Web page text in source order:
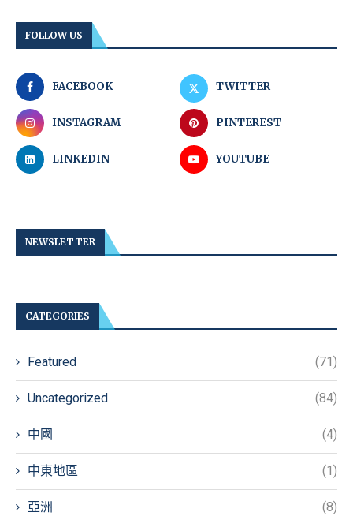
FOLLOW US
FACEBOOK TWITTER
INSTAGRAM PINTEREST
LINKEDIN YOUTUBE
NEWSLETTER
CATEGORIES
Featured (71)
Uncategorized (84)
中國 (4)
中東地區 (1)
亞洲 (8)